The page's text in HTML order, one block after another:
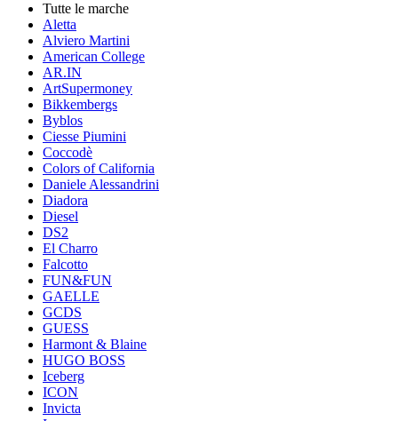
Tutte le marche
Aletta
Alviero Martini
American College
AR.IN
ArtSupermoney
Bikkembergs
Byblos
Ciesse Piumini
Coccodè
Colors of California
Daniele Alessandrini
Diadora
Diesel
DS2
El Charro
Falcotto
FUN&FUN
GAELLE
GCDS
GUESS
Harmont & Blaine
HUGO BOSS
Iceberg
ICON
Invicta